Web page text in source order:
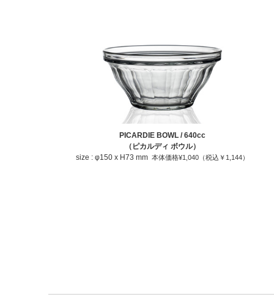
PICARDIE BOWL / 640cc
（ピカルディ ボウル）
size : φ150 x H73 mm 本体価格¥1,040（税込￥1,144）